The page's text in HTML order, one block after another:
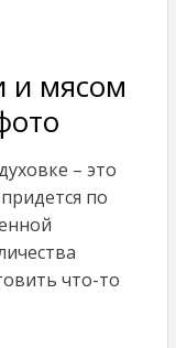
и мясом
– это
по
что-то